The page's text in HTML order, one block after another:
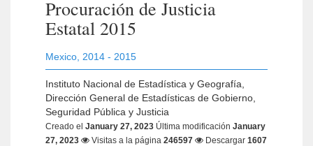
Procuración de Justicia
Estatal 2015
Mexico 2014 - 2015
Instituto Nacional de Estadística y Geografía,
Dirección General de Estadísticas de Gobierno,
Seguridad Pública y Justicia
Creado el January 27, 2023 Última modificación January
27, 2023
Visitas a la página 246597 Descargar 1607